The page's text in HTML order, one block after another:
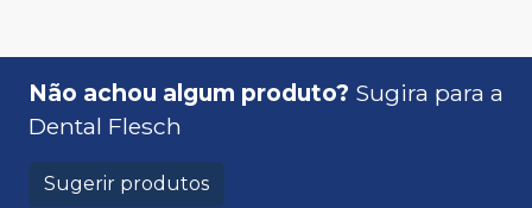
Não achou algum produto? Sugira para a
Dental Flesch
Sugerir produtos